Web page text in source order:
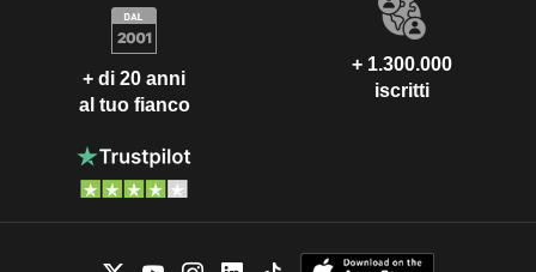
+ di 20 anni
al tuo fianco
+ 1.300.000
iscritti